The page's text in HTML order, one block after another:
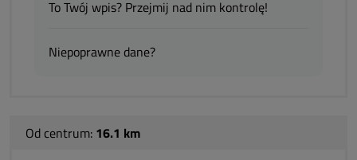
To Twój wpis? Przejmij nad nim kontrolę!
Niepoprawne dane?
Od centrum: 16.1 km